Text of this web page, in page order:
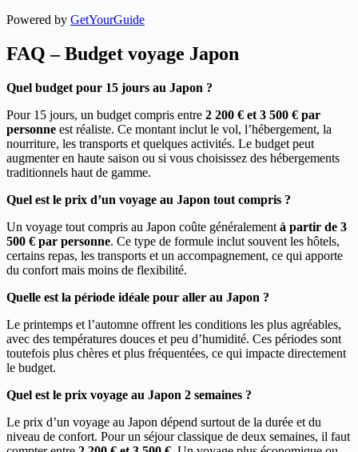
Powered by GetYourGuide
FAQ – Budget voyage Japon
Quel budget pour 15 jours au Japon ?
Pour 15 jours, un budget compris entre 2 200 € et 3 500 € par
personne est réaliste. Ce montant inclut le vol, l’hébergement, la
nourriture, les transports et quelques activités. Le budget peut
augmenter en haute saison ou si vous choisissez des hébergements
traditionnels haut de gamme.
Quel est le prix d’un voyage au Japon tout compris ?
Un voyage tout compris au Japon coûte généralement à partir de 3
500 € par personne. Ce type de formule inclut souvent les hôtels,
certains repas, les transports et un accompagnement, ce qui apporte
du confort mais moins de flexibilité.
Quelle est la période idéale pour aller au Japon ?
Le printemps et l’automne offrent les conditions les plus agréables,
avec des températures douces et peu d’humidité. Ces périodes sont
toutefois plus chères et plus fréquentées, ce qui impacte directement
le budget.
Quel est le prix voyage au Japon 2 semaines ?
Le prix d’un voyage au Japon dépend surtout de la durée et du
niveau de confort. Pour un séjour classique de deux semaines, il faut